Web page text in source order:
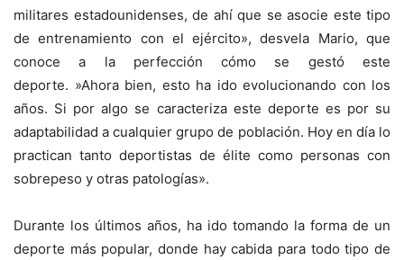
militares estadounidenses, de ahí que se asocie este tipo
de entrenamiento con el ejército», desvela Mario, que
conoce a la perfección cómo se gestó este
deporte. »Ahora bien, esto ha ido evolucionando con los
años. Si por algo se caracteriza este deporte es por su
adaptabilidad a cualquier grupo de población. Hoy en día lo
practican tanto deportistas de élite como personas con
sobrepeso y otras patologías».
Durante los últimos años, ha ido tomando la forma de un
deporte más popular, donde hay cabida para todo tipo de